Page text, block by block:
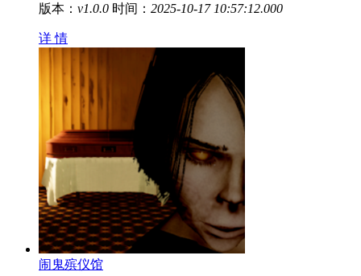
版本： v1.0.0 时间： 2025-10-17 10:57:12.000
详 情
闹鬼殡仪馆